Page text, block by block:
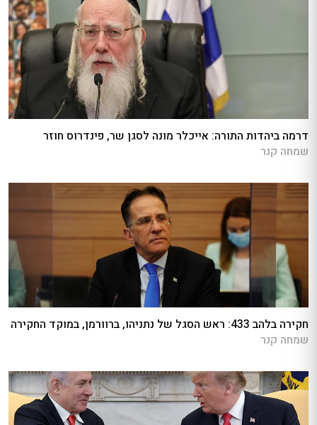
דרמה ביהדות התורה: אייכלר מונה לסגן שר, פינדרוס חוזר
שמחה קנר
חקירה בלהב 433: ראש הסגל של נתניהו, ברוורמן, במוקד החקירה
שמחה קנר